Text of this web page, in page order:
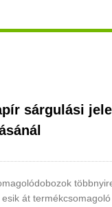
sárgulási
át termékcsomagoló